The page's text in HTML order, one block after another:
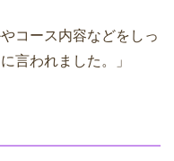
コース内容などをしっ
言われました。」